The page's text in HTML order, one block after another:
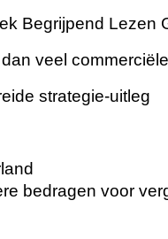
Begrijpend Lezen
veel
strategie-uitleg
bedragen voor